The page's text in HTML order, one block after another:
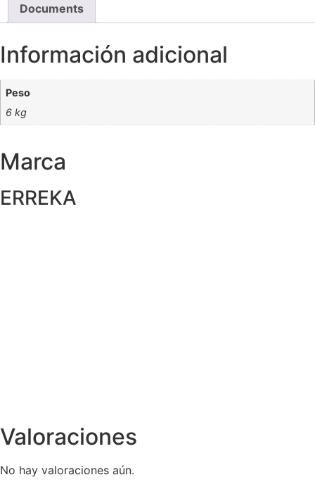
Documents
Información adicional
Peso
6 kg
Marca
ERREKA
Valoraciones
No hay valoraciones aún.